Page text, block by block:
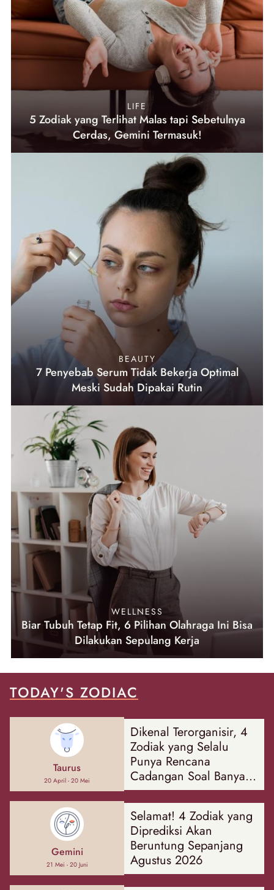
LIFE
5 Zodiak yang Terlihat Malas tapi Sebetulnya
Cerdas, Gemini Termasuk!
BEAUTY
7 Penyebab Serum Tidak Bekerja Optimal
Meski Sudah Dipakai Rutin
WELLNESS
Biar Tubuh Tetap Fit, 6 Pilihan Olahraga Ini Bisa
Dilakukan Sepulang Kerja
TODAY'S ZODIAC
Taurus
20 April - 20 Mei
Dikenal Terorganisir, 4
Zodiak yang Selalu
Punya Rencana
Cadangan Soal Banyak
Hal
Gemini
21 Mei - 20 Juni
Selamat! 4 Zodiak yang
Diprediksi Akan
Beruntung Sepanjang
Agustus 2026